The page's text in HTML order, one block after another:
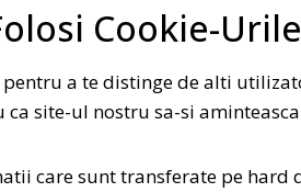
Cookie-
a te distinge de alti
site-ul nostru sa-si
care sunt transferate pe